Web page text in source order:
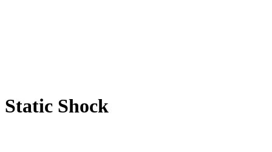
Static Shock